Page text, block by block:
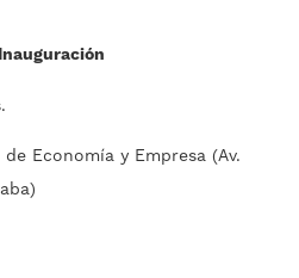
Economía y Empresa (Av.